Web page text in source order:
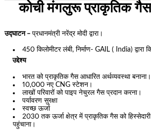
कोची मंगलुरू प्राकृतिक गैस
उद्घाटन – प्रधानमंत्री नरेंद्र मोदी द्वारा।
450 किलोमीटर लंबी, निर्माण- GAIL ( India) द्वारा
उद्देश्य
भारत को प्राकृतिक गैस आधारित अर्थव्यवस्था बनाना।
10,000 नए CNG स्टेशन।
लाखों परिवारों को पाइप नेचुरल गैस प्रदान करना।
पर्यावरण सुरक्षा
स्वच्छ ऊर्जा
2030 तक ऊर्जा क्षेत्र में प्राकृतिक गैस को
पहुंचाना।